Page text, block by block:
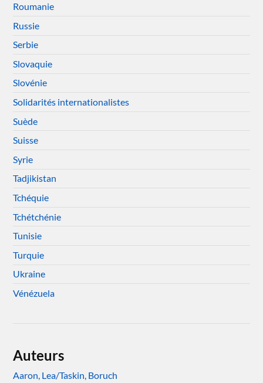
Roumanie
Russie
Serbie
Slovaquie
Slovénie
Solidarités internationalistes
Suède
Suisse
Syrie
Tadjikistan
Tchéquie
Tchétchénie
Tunisie
Turquie
Ukraine
Vénézuela
Auteurs
Aaron, Lea/Taskin, Boruch